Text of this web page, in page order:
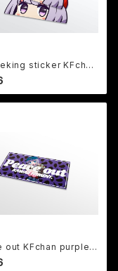
sticker KFchan
out KFchan purple a
テッカー (グロス)